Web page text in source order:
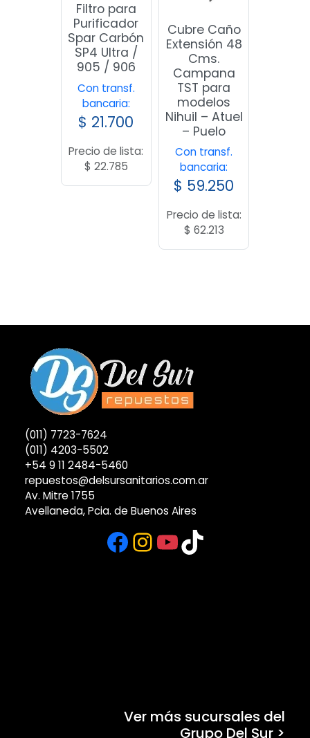
Filtro para
Purificador
Spar Carbón
SP4 Ultra /
905 / 906
Con transf.
bancaria:
$ 21.700
Precio de lista:
$ 22.785
Cubre Caño
Extensión 48
Cms.
Campana
TST para
modelos
Nihuil – Atuel
– Puelo
Con transf.
bancaria:
$ 59.250
Precio de lista:
$ 62.213
(011) 7723-7624
(011) 4203-5502
+54 9 11 2484-5460
repuestos@delsursanitarios.com.ar
Av. Mitre 1755
Avellaneda, Pcia. de Buenos Aires
Facebook
Instagram
YouTube
TikTok
Ver más sucursales del
Grupo Del Sur >